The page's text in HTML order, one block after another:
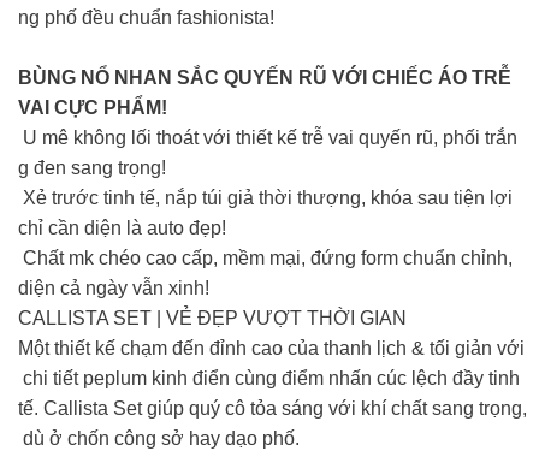
ng phố đều chuẩn fashionista!
BÙNG NỔ NHAN SẮC QUYẾN RŨ VỚI CHIẾC ÁO TRỄ
VAI CỰC PHẨM!
U mê không lối thoát với thiết kế trễ vai quyến rũ, phối trắn
g đen sang trọng!
Xẻ trước tinh tế, nắp túi giả thời thượng, khóa sau tiện lợi
chỉ cần diện là auto đẹp!
Chất mk chéo cao cấp, mềm mại, đứng form chuẩn chỉnh,
diện cả ngày vẫn xinh!
CALLISTA SET | VẺ ĐẸP VƯỢT THỜI GIAN
Một thiết kế chạm đến đỉnh cao của thanh lịch & tối giản với
chi tiết peplum kinh điển cùng điểm nhấn cúc lệch đầy tinh
tế. Callista Set giúp quý cô tỏa sáng với khí chất sang trọng,
dù ở chốn công sở hay dạo phố.